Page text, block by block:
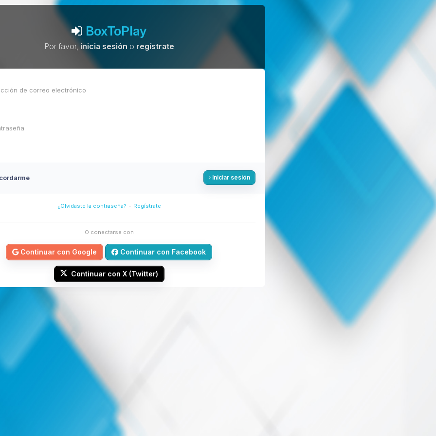
BoxToPlay
Por favor,inicia sesión o regístrate
Iniciar sesión
¿Olvidaste la contraseña? - Regístrate
O conectarse con
Continuar con Google Continuar con Facebook
Continuar con X (Twitter)